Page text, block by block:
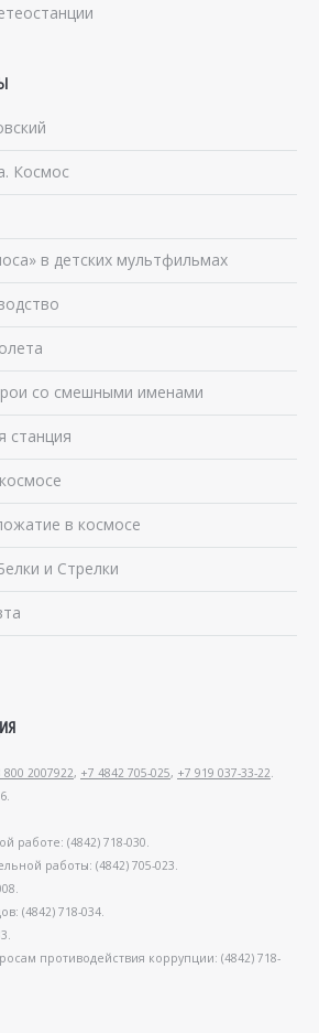
Космос
в детских мультфильмах
со смешными именами
станция
в космосе
и Стрелки
800 2007922, +7 4842 705-025, +7 919 037-33-22.
работе: (4842) 718-030.
работы: (4842) 705-023.
(4842) 718-034.
противодействия коррупции: (4842) 718-